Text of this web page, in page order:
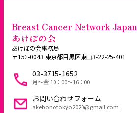
Breast Cancer Network Japan
あけぼの会
あけぼの会事務局
〒153-0043 東京都目黒区東山3-22-25-401
03-3715-1652
月～金 10：00〜16：00
お問い合わせフォーム
akebonotokyo2020@gmail.com